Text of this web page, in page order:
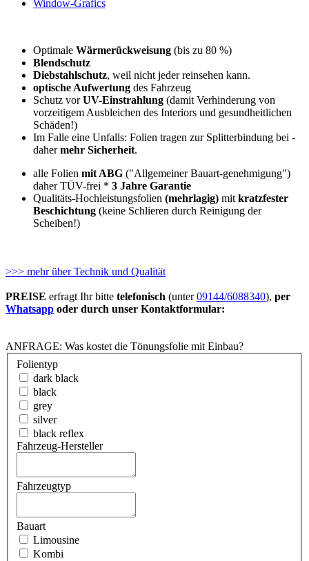
Window-Grafics
Optimale Wärmerückweisung (bis zu 80 %)
Blendschutz
Diebstahlschutz, weil nicht jeder reinsehen kann.
optische Aufwertung des Fahrzeug
Schutz vorUV-Einstrahlung (damit Verhinderung von
vorzeitigem Ausbleichen des Interiors und gesundheitlichen
Schäden!)
Im Falle eine Unfalls: Folien tragen zur Splitterbindung bei -
dahermehr Sicherheit.
alle Folien mit ABG ("Allgemeiner Bauart-genehmigung")
daher TÜV-frei * 3 Jahre Garantie
Qualitäts-Hochleistungsfolien (mehrlagig) mitkratzfester
Beschichtung (keine Schlieren durch Reinigung der
Scheiben!)
>>> mehr über Technik und Qualität
PREISE erfragt Ihr bitte telefonisch (unter09144/6088340), per
Whatsapp oder durch unser Kontaktformular:
ANFRAGE: Was kostet die Tönungsfolie mit Einbau?
Folientyp
dark black
black
grey
silver
black reflex
Fahrzeug-Hersteller
Fahrzeugtyp
Bauart
Limousine
Kombi